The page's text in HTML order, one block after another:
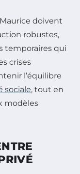
doivent
robustes,
temporaires qui
crises
l’équilibre
sociale, tout en
modèles